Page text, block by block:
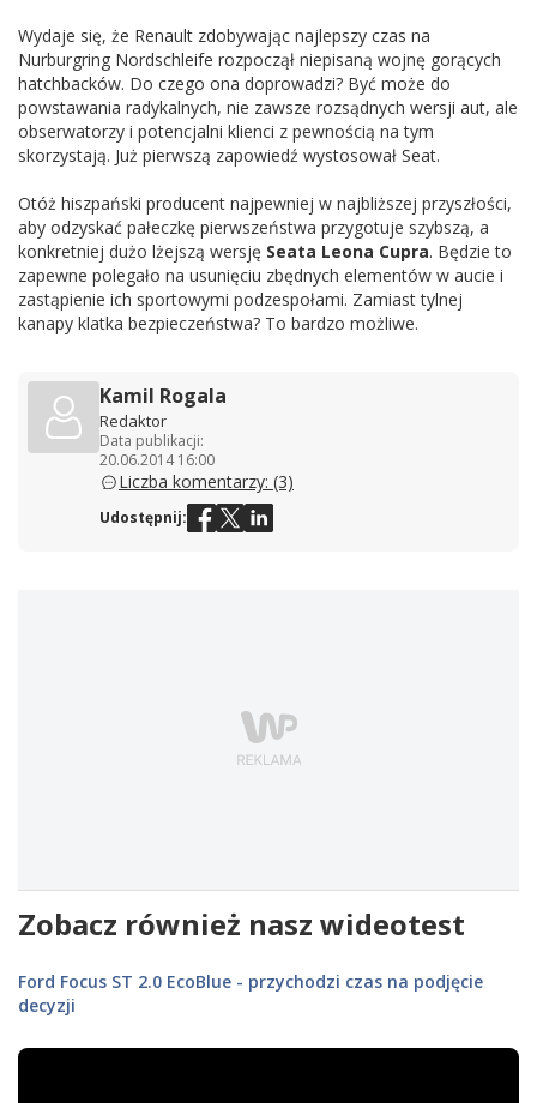
Wydaje się, że Renault zdobywając najlepszy czas na
Nurburgring Nordschleife rozpoczął niepisaną wojnę gorących
hatchbacków. Do czego ona doprowadzi? Być może do
powstawania radykalnych, nie zawsze rozsądnych wersji aut, ale
obserwatorzy i potencjalni klienci z pewnością na tym
skorzystają. Już pierwszą zapowiedź wystosował Seat.
Otóż hiszpański producent najpewniej w najbliższej przyszłości,
aby odzyskać pałeczkę pierwszeństwa przygotuje szybszą, a
konkretniej dużo lżejszą wersję Seata Leona Cupra. Będzie to
zapewne polegało na usunięciu zbędnych elementów w aucie i
zastąpienie ich sportowymi podzespołami. Zamiast tylnej
kanapy klatka bezpieczeństwa? To bardzo możliwe.
Kamil Rogala
Redaktor
Data publikacji:
20.06.2014 16:00
Liczba komentarzy: (3)
Udostępnij:
Zobacz również nasz wideotest
Ford Focus ST 2.0 EcoBlue - przychodzi czas na podjęcie
decyzji